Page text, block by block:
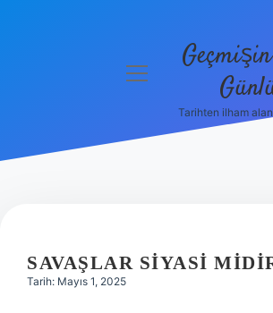
Hakkımızda
menüyü
Tarihten ilham
SAVAŞLAR SIYASI
Tarih: Mayıs 1, 2025